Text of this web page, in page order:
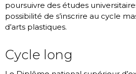
poursuivre des études
possibilité de s’inscrire au cycle
d’arts plastiques.
Cycle long